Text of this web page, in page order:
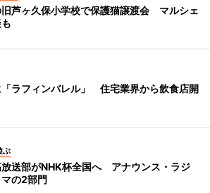
芦ヶ久保小学校で保護猫譲渡会 マルシェ
ラフィンバレル」 住宅業界から飲食店開
ぶ
送部がNHK杯全国へ アナウンス・ラジ
の2部門